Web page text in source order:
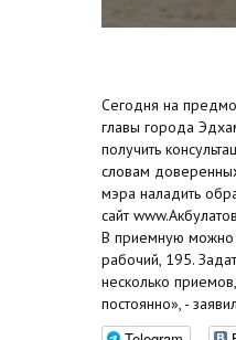
Сегодня на
главы города
получить
словам
мэра наладить
сайт
В приемную можно
рабочий, 195.
несколько
постоянно», -